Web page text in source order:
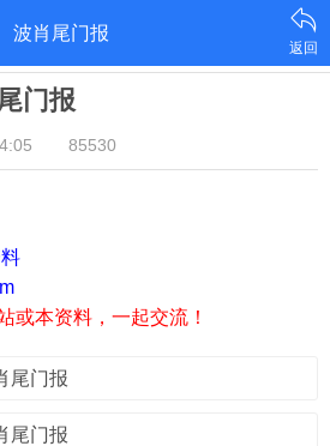
波肖尾门报
返回
门报
85530
或本资料，一起交流！
尾门报
尾门报